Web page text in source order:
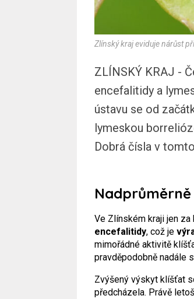
Zlínský kraj eviduje nárůst
ZLÍNSKÝ KRAJ -
encefalitidy a
ústavu se od
lymeskou
Dobrá čísla v
Ve Zlínském kraji jen
encefalitidy, což je
mimořádné aktivitě
pravděpodobně nadále
Zvýšený výskyt klíšťat
předcházela. Právě